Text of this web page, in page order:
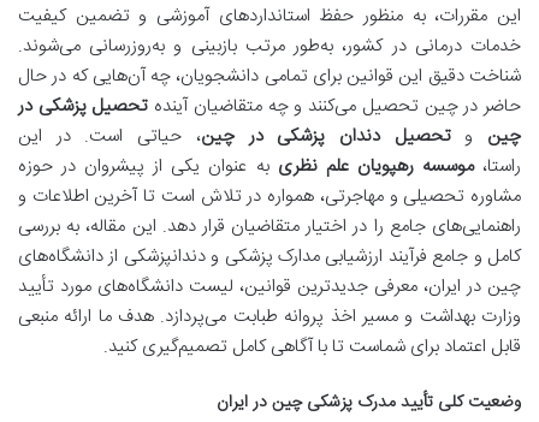
این مقررات، به منظور حفظ استانداردهای آموزشی و تضمین کیفیت
خدمات درمانی در کشور، به‌طور مرتب بازبینی و به‌روزرسانی می‌شوند.
شناخت دقیق این قوانین برای تمامی دانشجویان، چه آن‌هایی که در حال
حاضر در چین تحصیل می‌کنند و چه متقاضیان آینده تحصیل پزشکی در
چین و تحصیل دندان پزشکی در چین، حیاتی است. در این
راستا، موسسه رهپویان علم نظری به عنوان یکی از پیشروان در حوزه
مشاوره تحصیلی و مهاجرتی، همواره در تلاش است تا آخرین اطلاعات و
راهنمایی‌های جامع را در اختیار متقاضیان قرار دهد. این مقاله، به بررسی
کامل و جامع فرآیند ارزشیابی مدارک پزشکی و دندانپزشکی از دانشگاه‌های
چین در ایران، معرفی جدیدترین قوانین، لیست دانشگاه‌های مورد تأیید
وزارت بهداشت و مسیر اخذ پروانه طبابت می‌پردازد. هدف ما ارائه منبعی
قابل اعتماد برای شماست تا با آگاهی کامل تصمیم‌گیری کنید.
وضعیت کلی تأیید مدرک پزشکی چین در ایران